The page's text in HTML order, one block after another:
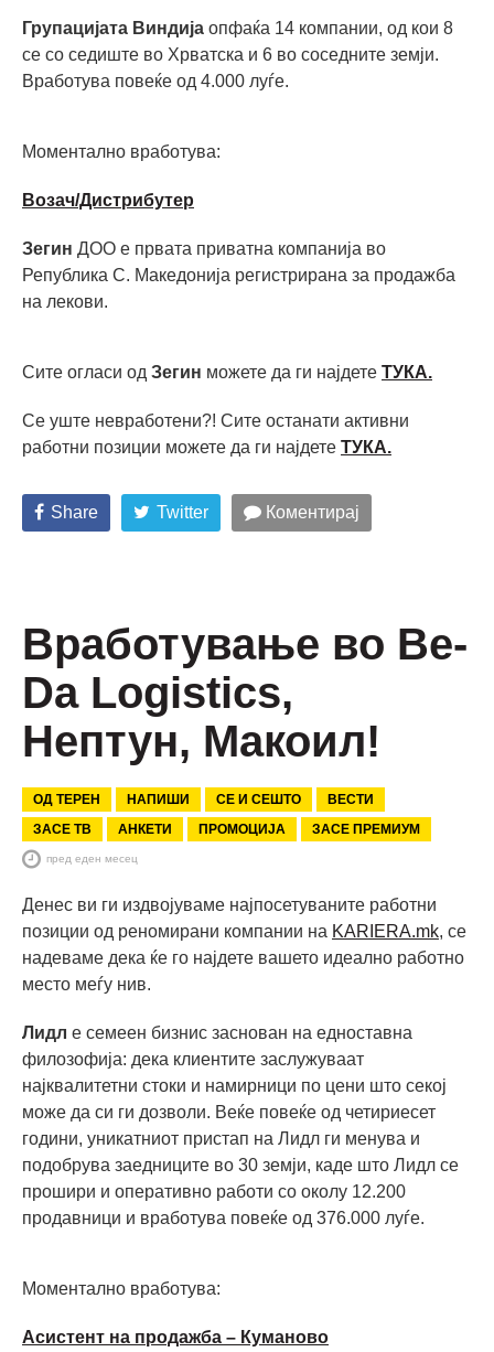
Групацијата Виндија опфаќа 14 компании, од кои 8
се со седиште во Хрватска и 6 во соседните земји.
Вработува повеќе од 4.000 луѓе.
Моментално вработува:
Возач/Дистрибутер
Зегин ДОО е првата приватна компанија во
Република С. Македонија регистрирана за продажба
на лекови.
Сите огласи од Зегин можете да ги најдете ТУКА.
Се уште невработени?! Сите останати активни
работни позиции можете да ги најдете ТУКА.
Share Twitter Коментирај
Вработување во Be-
Da Logistics,
Нептун, Макоил!
ОД ТЕРЕН НАПИШИ СЕ И СЕШТО
ВЕСТИ
ЗАСЕ ТВ
АНКЕТИ ПРОМОЦИЈА ЗАСЕ ПРЕМИУМ
пред еден месец
Денес ви ги издвојуваме најпосетуваните работни
позиции од реномирани компании на KARIERA.mk, се
надеваме дека ќе го најдете вашето идеално работно
место меѓу нив.
Лидл е семеен бизнис заснован на едноставна
филозофија: дека клиентите заслужуваат
најквалитетни стоки и намирници по цени што секој
може да си ги дозволи. Веќе повеќе од четириесет
години, уникатниот пристап на Лидл ги менувa и
подобрувa заедниците во 30 земји, каде што Лидл се
прошири и оперативно работи со околу 12.200
продавници и вработува повеќе од 376.000 луѓе.
Моментално вработува:
Асистент на продажба – Куманово